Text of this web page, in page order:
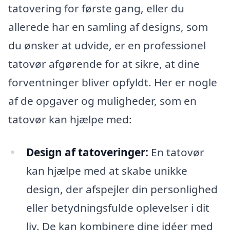
tatovering for første gang, eller du
allerede har en samling af designs, som
du ønsker at udvide, er en professionel
tatovør afgørende for at sikre, at dine
forventninger bliver opfyldt. Her er nogle
af de opgaver og muligheder, som en
tatovør kan hjælpe med:
Design af tatoveringer: En tatovør
kan hjælpe med at skabe unikke
design, der afspejler din personlighed
eller betydningsfulde oplevelser i dit
liv. De kan kombinere dine idéer med